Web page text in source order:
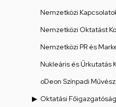
Nemzetközi
Nemzetközi Oktatást
Nemzetközi PR és
Nukleáris és Űrkutatás
oDeon Színpadi
Oktatási Főigazgatóság